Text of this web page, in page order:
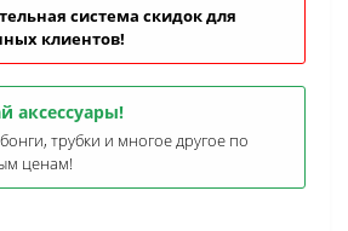
система скидок для
клиентов!
аксессуары!
трубки и многое другое по
ценам!